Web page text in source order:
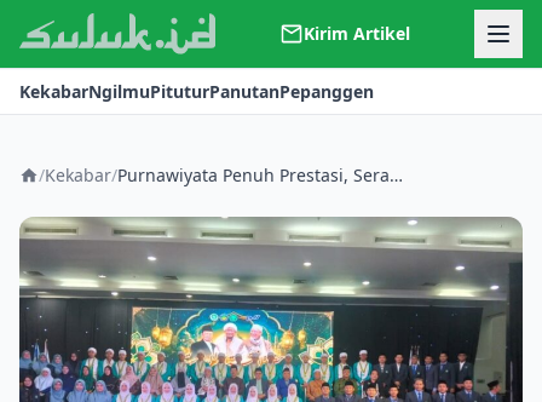
Kirim Artikel
Kerjasama
Kontak
KekabarNgilmuPituturPanutanPepanggen
/Kekabar/ Purnawiyata Penuh Prestasi, Seratus Persen Lulusan Diterima PTN